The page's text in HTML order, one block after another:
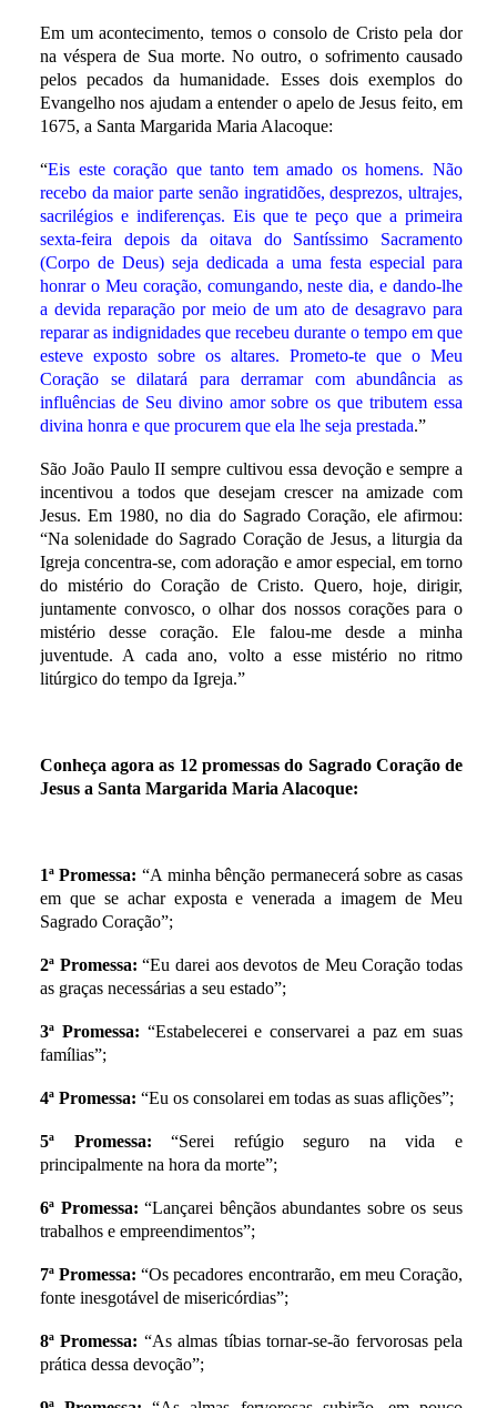
Em um acontecimento, temos o consolo de Cristo pela dor
na véspera de Sua morte. No outro, o sofrimento causado
pelos pecados da humanidade. Esses dois exemplos do
Evangelho nos ajudam a entender o apelo de Jesus feito, em
1675, a Santa Margarida Maria Alacoque:
“Eis este coração que tanto tem amado os homens. Não
recebo da maior parte senão ingratidões, desprezos, ultrajes,
sacrilégios e indiferenças. Eis que te peço que a primeira
sexta-feira depois da oitava do Santíssimo Sacramento
(Corpo de Deus) seja dedicada a uma festa especial para
honrar o Meu coração, comungando, neste dia, e dando-lhe
a devida reparação por meio de um ato de desagravo para
reparar as indignidades que recebeu durante o tempo em que
esteve exposto sobre os altares. Prometo-te que o Meu
Coração se dilatará para derramar com abundância as
influências de Seu divino amor sobre os que tributem essa
divina honra e que procurem que ela lhe seja prestada.”
São João Paulo II sempre cultivou essa devoção e sempre a
incentivou a todos que desejam crescer na amizade com
Jesus. Em 1980, no dia do Sagrado Coração, ele afirmou:
“Na solenidade do Sagrado Coração de Jesus, a liturgia da
Igreja concentra-se, com adoração e amor especial, em torno
do mistério do Coração de Cristo. Quero, hoje, dirigir,
juntamente convosco, o olhar dos nossos corações para o
mistério desse coração. Ele falou-me desde a minha
juventude. A cada ano, volto a esse mistério no ritmo
litúrgico do tempo da Igreja.”
Conheça agora as 12 promessas do Sagrado Coração de
Jesus a Santa Margarida Maria Alacoque:
1ª Promessa: “A minha bênção permanecerá sobre as casas
em que se achar exposta e venerada a imagem de Meu
Sagrado Coração”;
2ª Promessa: “Eu darei aos devotos de Meu Coração todas
as graças necessárias a seu estado”;
3ª Promessa: “Estabelecerei e conservarei a paz em suas
famílias”;
4ª Promessa: “Eu os consolarei em todas as suas aflições”;
5ª Promessa:“Serei refúgio seguro na vida e
principalmente na hora da morte”;
6ª Promessa: “Lançarei bênçãos abundantes sobre os seus
trabalhos e empreendimentos”;
7ª Promessa: “Os pecadores encontrarão, em meu Coração,
fonte inesgotável de misericórdias”;
8ª Promessa: “As almas tíbias tornar-se-ão fervorosas pela
prática dessa devoção”;